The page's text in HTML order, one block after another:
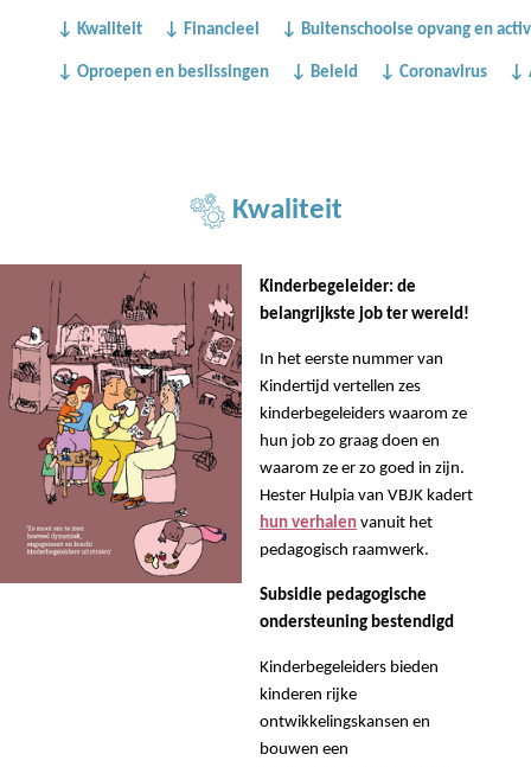
↓ Kwaliteit ↓ Financieel ↓ Buitenschoolse opvang en
↓ Oproepen en beslissingen ↓ Beleid ↓ Coronavirus ↓
Kwaliteit
Kinderbegeleider: de
belangrijkste job ter wereld!
In het eerste nummer van
Kindertijd vertellen zes
kinderbegeleiders waarom ze
hun job zo graag doen en
waarom ze er zo goed in zijn.
Hester Hulpia van VBJK kadert
hun verhalen vanuit het
pedagogisch raamwerk.
Subsidie pedagogische
ondersteuning bestendigd
Kinderbegeleiders bieden
kinderen rijke
ontwikkelingskansen en
bouwen een